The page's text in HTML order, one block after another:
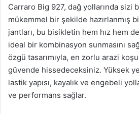
Carraro Big 927, dağ yollarında sizi
mükemmel bir şekilde hazırlanmış
jantları, bu bisikletin hem hız hem
ideal bir kombinasyon sunmasını
özgü tasarımıyla, en zorlu arazi
güvende hissedeceksiniz. Yüksek
lastik yapısı, kayalık ve engebeli
ve performans sağlar.